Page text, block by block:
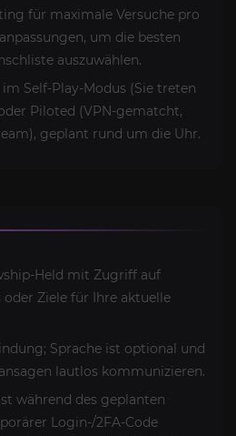
für maximale Versuche pro
um die besten
auszuwählen.
Self-Play-Modus (Sie treten
Piloted (VPN-gematcht,
geplant rund um die Uhr.
Held mit Zugriff auf
Ziele für Ihre aktuelle
Sprache ist optional und
lautlos kommunizieren.
während des geplanten
Login-/2FA-Code